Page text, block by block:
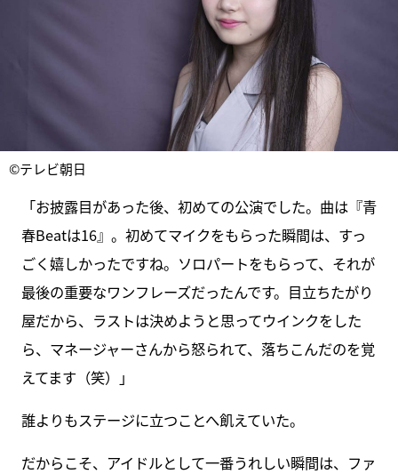
©テレビ朝日
「お披露目があった後、初めての公演でした。曲は『青
春Beatは16』。初めてマイクをもらった瞬間は、すっ
ごく嬉しかったですね。ソロパートをもらって、それが
最後の重要なワンフレーズだったんです。目立ちたがり
屋だから、ラストは決めようと思ってウインクをした
ら、マネージャーさんから怒られて、落ちこんだのを覚
えてます（笑）」
誰よりもステージに立つことへ飢えていた。
だからこそ、アイドルとして一番うれしい瞬間は、ファ